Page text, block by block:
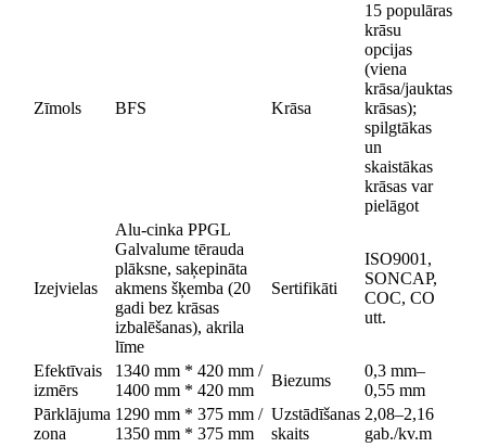
Zīmols BFS Krāsa
15 populāras
krāsu
opcijas
(viena
krāsa/jauktas
krāsas);
spilgtākas
un
skaistākas
krāsas var
pielāgot
Izejvielas
Alu-cinka PPGL
Galvalume tērauda
plāksne, saķepināta
akmens šķemba (20
gadi bez krāsas
izbalēšanas), akrila
līme
Sertifikāti
ISO9001,
SONCAP,
COC, CO
utt.
Efektīvais
izmērs
1340 mm * 420 mm /
1400 mm * 420 mm
Biezums
0,3 mm–
0,55 mm
Pārklājuma
zona
1290 mm * 375 mm /
1350 mm * 375 mm
Uzstādīšanas
skaits
2,08–2,16
gab./kv.m